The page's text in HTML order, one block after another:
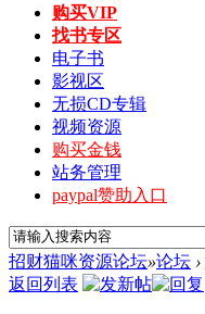
购买VIP
找书专区
电子书
影视区
无损CD专辑
视频资源
购买金钱
站务管理
paypal赞助入口
招财猫咪资源论坛»论坛 ›
返回列表